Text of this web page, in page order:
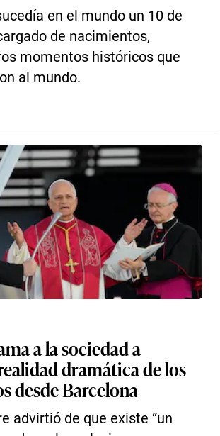
en el mundo un 10 de
de nacimientos,
momentos históricos que
al mundo.
a la sociedad a
dramática de los
desde Barcelona
advirtió de que existe “un